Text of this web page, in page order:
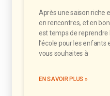
Après une saison riche
en rencontres, et en
est temps de reprendre
l’école pour les enfants
vous souhaites à
EN SAVOIR PLUS »